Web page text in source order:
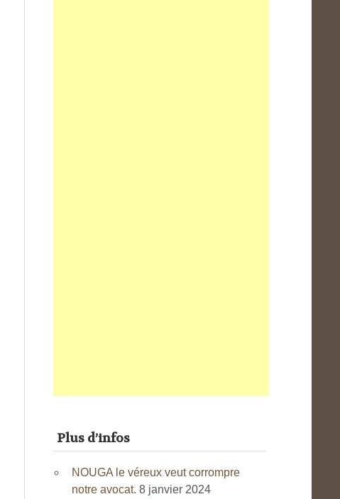
Plus d’infos
NOUGA le véreux veut corrompre
notre avocat. 8 janvier 2024